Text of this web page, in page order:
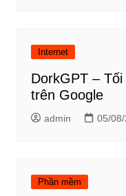
Internet
DorkGPT –
trên Google
admin 05/
Phần mềm